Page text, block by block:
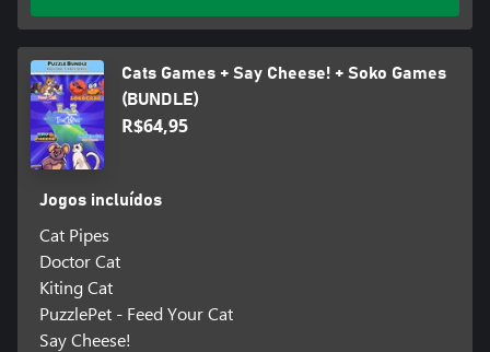
Cats Games + Say Cheese! + Soko Games
(BUNDLE)
R$64,95
Jogos incluídos
Cat Pipes
Doctor Cat
Kiting Cat
PuzzlePet - Feed Your Cat
Say Cheese!